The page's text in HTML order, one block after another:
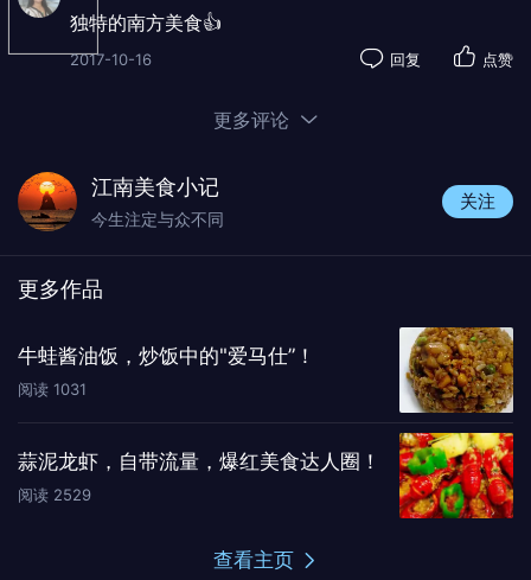
独特的南方美食👍
2017-10-16 回复 点赞
更多评论
江南美食小记
今生注定与众不同
关注
更多作品
牛蛙酱油饭，炒饭中的"爱马仕”！
阅读 1031
蒜泥龙虾，自带流量，爆红美食达人圈！
阅读 2529
查看主页